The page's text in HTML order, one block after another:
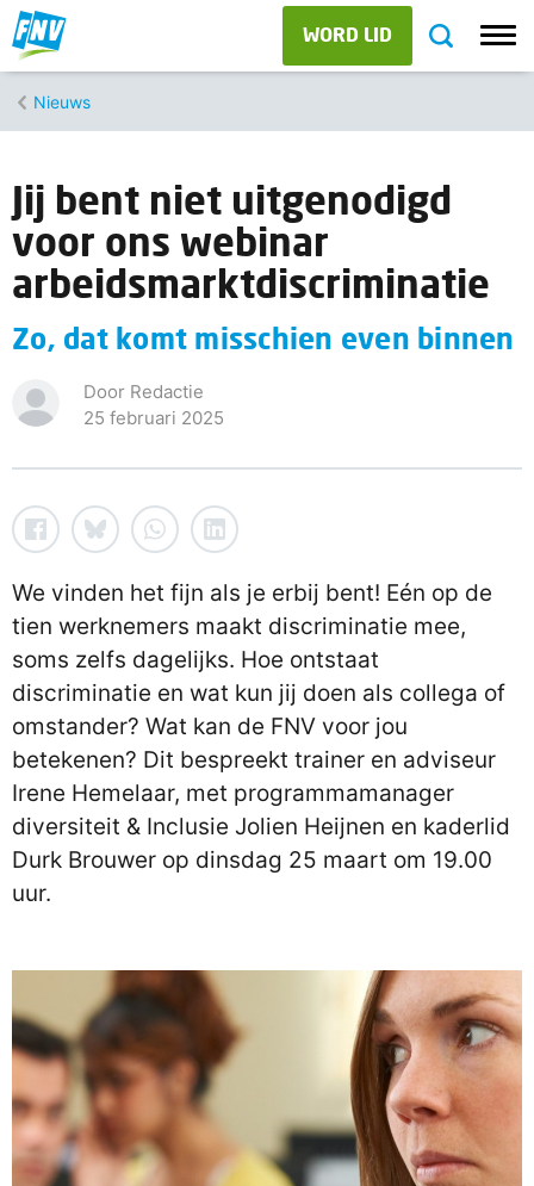
WORD LID
Nieuws
Jij bent niet uitgenodigd
voor ons webinar
arbeidsmarktdiscriminatie
Zo, dat komt misschien even binnen
Door Redactie
25 februari 2025
We vinden het fijn als je erbij bent! Eén op de
tien werknemers maakt discriminatie mee,
soms zelfs dagelijks. Hoe ontstaat
discriminatie en wat kun jij doen als collega of
omstander? Wat kan de FNV voor jou
betekenen? Dit bespreekt trainer en adviseur
Irene Hemelaar, met programmamanager
diversiteit & Inclusie Jolien Heijnen en kaderlid
Durk Brouwer op dinsdag 25 maart om 19.00
uur.